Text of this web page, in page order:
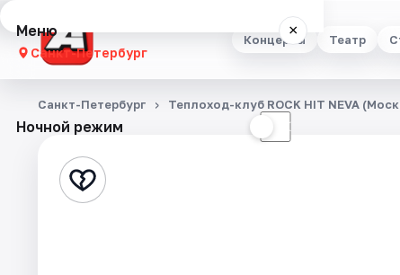
Концерты Театр
Меню ×
Санкт-Петербург
Концерты
Стендап
Ночной режим ☾
Санкт-Петербург Теплоход-клуб ROCK HIT NEVA